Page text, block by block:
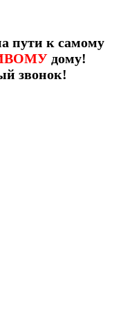
пути к самому
дому!
звонок!